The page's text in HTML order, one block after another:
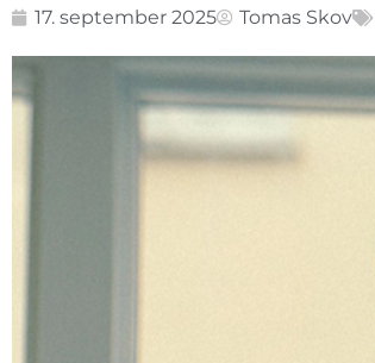
17. september 2025 Tomas Skov